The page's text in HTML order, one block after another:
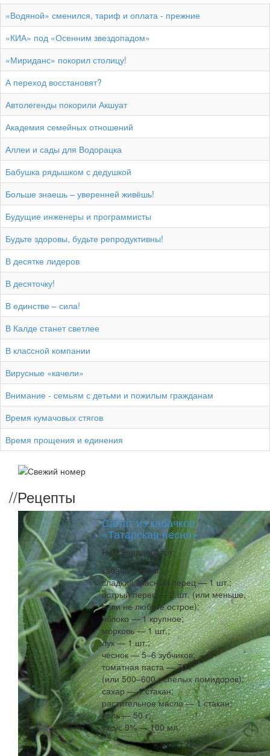
«Водяной» сменился, тариф и оплата - прежние
«КИА» под «Осенним звездопадом»
«Мириданс» покорил столицу!
А переход восстановят?
Автолегенды покорили Акшуат
Академия семейных отношений
Аллеи и сады для Водорацка
Бабушка рядышком с дедушкой
Больше знаешь – уверенней живёшь!
Будущие инженеры и программисты
Будьте здоровы, будьте репродуктивны!
В десятке лидеров
В десяточку!
В единстве – сила!
В Калде станет светлее
В клаcсной компании
Вирусные «качели»
Внимание - семьям с детьми и пожилым гражданам
Время кумачовых стягов
Время прощения и единения
//Рецепты
Салат из кабачков
«Татарская песня»
Нам понадобится:
кабачки — 2 кг;
сладкий красный перец — 1 шт.;
острый перец — 2 шт. (или меньше,
если не любите острое);
яблоко — 1 крупное;
морковь — 1 шт.;
лук — 1 шт.;
чеснок — 5–6 зубчиков;
томатная паста — 70 г
(или 500–600 г спелых помидоров);
сахар — 1 стакан;
растительное масло — 1 стакан;
соль — 50 г;
уксус 9% — 100 мл.